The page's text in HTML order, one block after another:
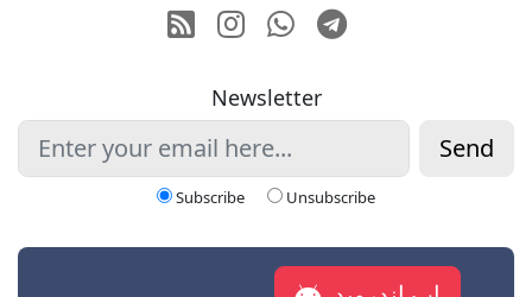
RSSInstagram
Whatsapp
Telegram
Newsletter
Send
Subscribe Unsubscribe